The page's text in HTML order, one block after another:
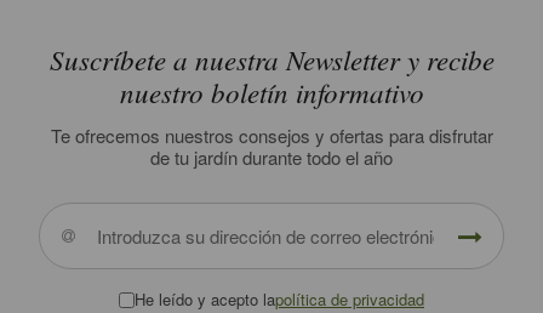
Suscríbete a nuestra Newsletter y recibe
nuestro boletín informativo
Te ofrecemos nuestros consejos y ofertas para disfrutar
de tu jardín durante todo el año
He leído y acepto lapolítica de privacidad